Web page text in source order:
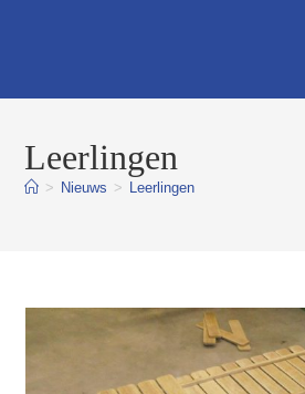
Leerlingen
> Nieuws > Leerlingen